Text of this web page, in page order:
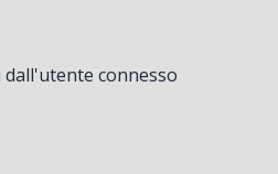
connesso